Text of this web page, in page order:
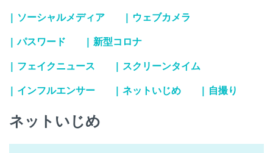
| ソーシャルメディア
| ウェブカメラ
| パスワード
| 新型コロナ
| フェイクニュース
| スクリーンタイム
| インフルエンサー
| ネットいじめ | 自撮り
ネットいじめ